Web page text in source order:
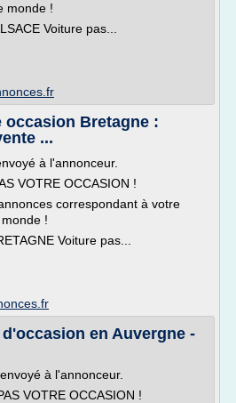
monde !
Voiture pas...
occasion Bretagne :
...
à l'annonceur.
VOTRE OCCASION !
correspondant à votre
!
Voiture pas...
en Auvergne -
à l'annonceur.
VOTRE OCCASION !